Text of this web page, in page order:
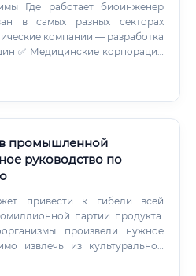
препаратов; создание
процессов.
в самых разных секторах
— фундаментальные и
и
отрасль — ГМО-культуры,
✅ Оборонная
биосенсоры ✅ IT-
анализ геномных данных
платы ⚠️ Уровень дохода
зависит от региона,
в промышленной
руководство по
привести к гибели всей
партии продукта.
произвели нужное
извлечь из культуральной